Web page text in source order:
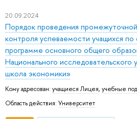
20.09.2024
Порядок проведения
контроля успеваемости учащихся по
программе основного общего
Национального исследовательского
школа экономики»
Кому адресован: учащиеся Лицея, учебные
Область действия: Университет